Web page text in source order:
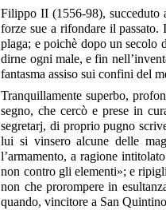
Filippo II (1556-98), succeduto
forze sue a rifondare il
plaga; e poichè dopo un secolo
dirne ogni male, e fin
fantasma assiso sui confini del
Tranquillamente superbo,
segno, che cercò e prese in
segretarj, di proprio pugno
lui si vinsero alcune delle
l’armamento, a ragione intitolato
non contro gli elementi»; e
non che prorompere in
quando, vincitore a San